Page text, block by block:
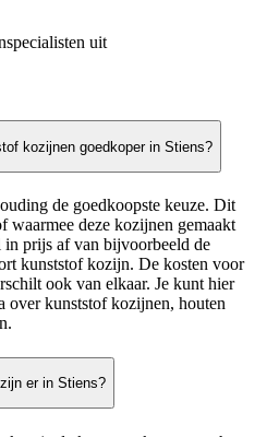
uit
kozijnen goedkoper in Stiens?
de goedkoopste keuze. Dit
waarmee deze kozijnen gemaakt
prijs af van bijvoorbeeld de
kunststof kozijn. De kosten voor
ook van elkaar. Je kunt hier
over kunststof kozijnen, houten
er in Stiens?